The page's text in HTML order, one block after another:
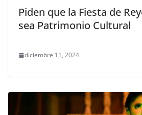
Piden que la Fiesta de
sea Patrimonio Cultural
diciembre 11, 2024